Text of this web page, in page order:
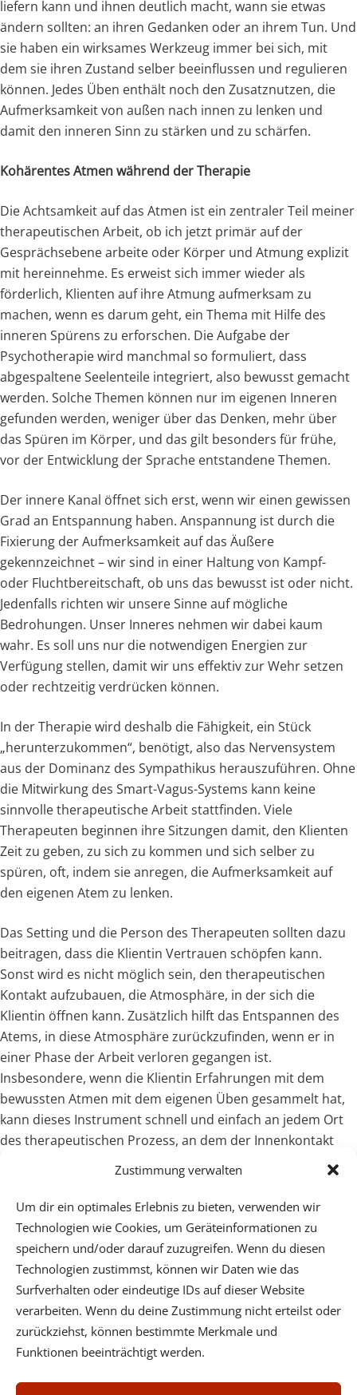
Zustimmung verwalten
Um dir ein optimales Erlebnis zu bieten, verwenden wir
Technologien wie Cookies, um Geräteinformationen zu
speichern und/oder darauf zuzugreifen. Wenn du diesen
Technologien zustimmst, können wir Daten wie das
Surfverhalten oder eindeutige IDs auf dieser Website
verarbeiten. Wenn du deine Zustimmung nicht erteilst oder
zurückziehst, können bestimmte Merkmale und
Funktionen beeinträchtigt werden.
liefern kann und ihnen deutlich macht, wann sie etwas
ändern sollten: an ihren Gedanken oder an ihrem Tun. Und
sie haben ein wirksames Werkzeug immer bei sich, mit
dem sie ihren Zustand selber beeinflussen und regulieren
können. Jedes Üben enthält noch den Zusatznutzen, die
Aufmerksamkeit von außen nach innen zu lenken und
damit den inneren Sinn zu stärken und zu schärfen.
Kohärentes Atmen während der Therapie
Die Achtsamkeit auf das Atmen ist ein zentraler Teil meiner
therapeutischen Arbeit, ob ich jetzt primär auf der
Gesprächsebene arbeite oder Körper und Atmung explizit
mit hereinnehme. Es erweist sich immer wieder als
förderlich, Klienten auf ihre Atmung aufmerksam zu
machen, wenn es darum geht, ein Thema mit Hilfe des
inneren Spürens zu erforschen. Die Aufgabe der
Psychotherapie wird manchmal so formuliert, dass
abgespaltene Seelenteile integriert, also bewusst gemacht
werden. Solche Themen können nur im eigenen Inneren
gefunden werden, weniger über das Denken, mehr über
das Spüren im Körper, und das gilt besonders für frühe,
vor der Entwicklung der Sprache entstandene Themen.
Der innere Kanal öffnet sich erst, wenn wir einen gewissen
Grad an Entspannung haben. Anspannung ist durch die
Fixierung der Aufmerksamkeit auf das Äußere
gekennzeichnet – wir sind in einer Haltung von Kampf-
oder Fluchtbereitschaft, ob uns das bewusst ist oder nicht.
Jedenfalls richten wir unsere Sinne auf mögliche
Bedrohungen. Unser Inneres nehmen wir dabei kaum
wahr. Es soll uns nur die notwendigen Energien zur
Verfügung stellen, damit wir uns effektiv zur Wehr setzen
oder rechtzeitig verdrücken können.
In der Therapie wird deshalb die Fähigkeit, ein Stück
„herunterzukommen“, benötigt, also das Nervensystem
aus der Dominanz des Sympathikus herauszuführen. Ohne
die Mitwirkung des Smart-Vagus-Systems kann keine
sinnvolle therapeutische Arbeit stattfinden. Viele
Therapeuten beginnen ihre Sitzungen damit, den Klienten
Zeit zu geben, zu sich zu kommen und sich selber zu
spüren, oft, indem sie anregen, die Aufmerksamkeit auf
den eigenen Atem zu lenken.
Das Setting und die Person des Therapeuten sollten dazu
beitragen, dass die Klientin Vertrauen schöpfen kann.
Sonst wird es nicht möglich sein, den therapeutischen
Kontakt aufzubauen, die Atmosphäre, in der sich die
Klientin öffnen kann. Zusätzlich hilft das Entspannen des
Atems, in diese Atmosphäre zurückzufinden, wenn er in
einer Phase der Arbeit verloren gegangen ist.
Insbesondere, wenn die Klientin Erfahrungen mit dem
bewussten Atmen mit dem eigenen Üben gesammelt hat,
kann dieses Instrument schnell und einfach an jedem Ort
des therapeutischen Prozess, an dem der Innenkontakt
verlorengeht, hilfreich eingesetzt werden.
Zu meinem Buch überdas kohärente Atmen.
Psychotherapeutische Praxis - Dr. Wilfried Ehrmann -
Mobil: (+43) 664 3123632 - Center Cervantes,
Fünkhgasse 11/3, 3021 Pressbaum, Tel. (+43) 2233 55731